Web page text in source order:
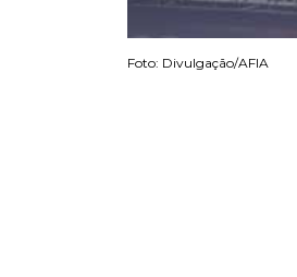
Foto: Divulgação/AFIA